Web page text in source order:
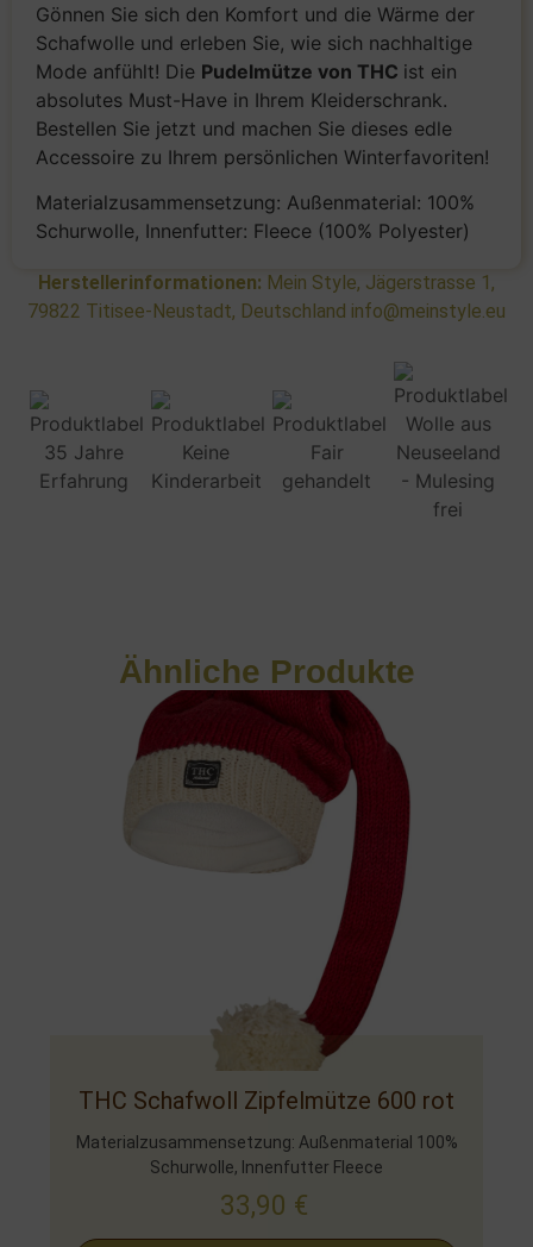
Gönnen Sie sich den Komfort und die Wärme der
Schafwolle und erleben Sie, wie sich nachhaltige
Mode anfühlt! Die Pudelmütze von THC ist ein
absolutes Must-Have in Ihrem Kleiderschrank.
Bestellen Sie jetzt und machen Sie dieses edle
Accessoire zu Ihrem persönlichen Winterfavoriten!
Materialzusammensetzung: Außenmaterial: 100%
Schurwolle, Innenfutter: Fleece (100% Polyester)
Herstellerinformationen: Mein Style, Jägerstrasse 1,
79822 Titisee-Neustadt, Deutschland info@meinstyle.eu
Ähnliche Produkte
THC Schafwoll Zipfelmütze 600 rot
Materialzusammensetzung: Außenmaterial 100%
Schurwolle, Innenfutter Fleece
33,90 €